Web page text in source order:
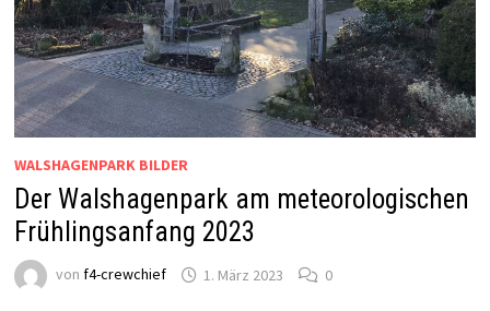
WALSHAGENPARK BILDER
Der Walshagenpark am meteorologischen
Frühlingsanfang 2023
von f4-crewchief 1. März 2023 0